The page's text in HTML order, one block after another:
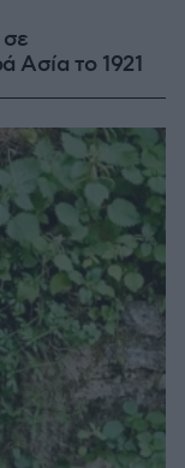
σε
Ασία το 1921